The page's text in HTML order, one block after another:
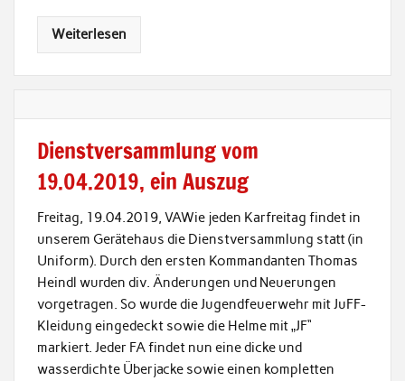
Weiterlesen
Dienstversammlung vom
19.04.2019, ein Auszug
Freitag, 19.04.2019, VAWie jeden Karfreitag findet in
unserem Gerätehaus die Dienstversammlung statt (in
Uniform). Durch den ersten Kommandanten Thomas
Heindl wurden div. Änderungen und Neuerungen
vorgetragen. So wurde die Jugendfeuerwehr mit JuFF-
Kleidung eingedeckt sowie die Helme mit „JF“
markiert. Jeder FA findet nun eine dicke und
wasserdichte Überjacke sowie einen kompletten